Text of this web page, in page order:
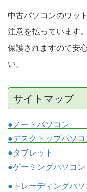
中古パソコンのワッ
注意を払っています
保護されますので安
い。
サイトマップ
●ノートパソコン
●デスクトップパソ
●タブレット
●ゲーミングパソコン
●トレーディングパ